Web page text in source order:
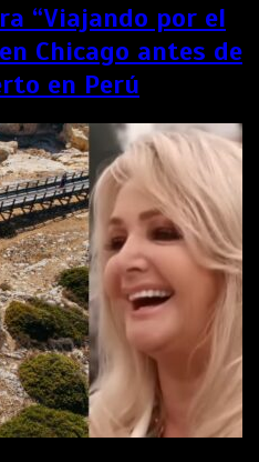
“Viajando por el
Chicago antes de
en Perú